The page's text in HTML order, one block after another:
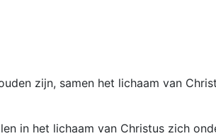
zijn, samen het lichaam van
in het lichaam van Christus zich